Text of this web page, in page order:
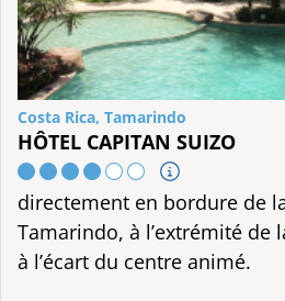
Costa Rica, Tamarindo
HÔTEL CAPITAN SUIZO
directement en bordure de
Tamarindo, à l’extrémité de
à l’écart du centre animé.